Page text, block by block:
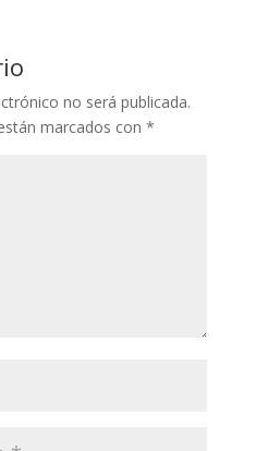
no será publicada.
marcados con *